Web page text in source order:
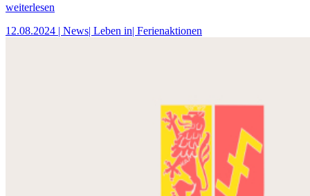
weiterlesen
12.08.2024 | News| Leben in| Ferienaktionen